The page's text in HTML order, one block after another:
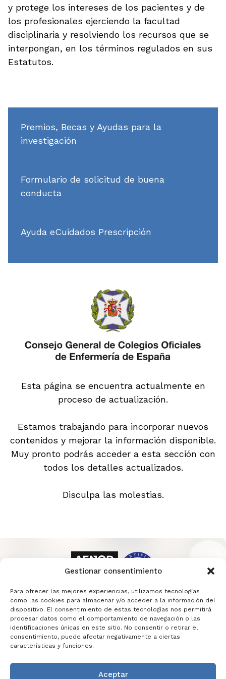
Gestionar consentimiento
Para ofrecer las mejores experiencias, utilizamos tecnologías
como las cookies para almacenar y/o acceder a la información del
dispositivo. El consentimiento de estas tecnologías nos permitirá
procesar datos como el comportamiento de navegación o las
identificaciones únicas en este sitio. No consentir o retirar el
consentimiento, puede afectar negativamente a ciertas
características y funciones.
Aceptar
y protege los intereses de los pacientes y de
los profesionales ejerciendo la facultad
disciplinaria y resolviendo los recursos que se
interpongan, en los términos regulados en sus
Estatutos.
Premios, Becas y Ayudas para la
investigación
Formulario de solicitud de buena
conducta
Ayuda eCuidados Prescripción
Esta página se encuentra actualmente en
proceso de actualización.
Estamos trabajando para incorporar nuevos
contenidos y mejorar la información disponible.
Muy pronto podrás acceder a esta sección con
todos los detalles actualizados.
Disculpa las molestias.